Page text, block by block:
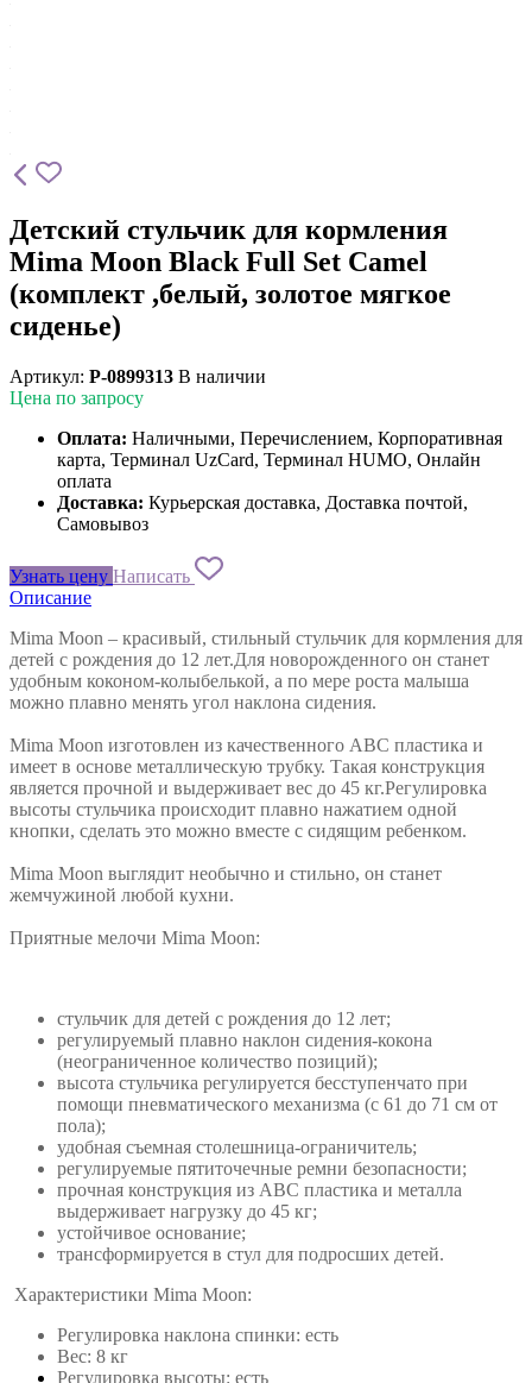
Детский стульчик для кормления
Mima Moon Black Full Set Camel
(комплект ,белый, золотое мягкое
сиденье)
Артикул: P-0899313 В наличии
Цена по запросу
Оплата: Наличными, Перечислением, Корпоративная
карта, Терминал UzCard, Терминал HUMO, Онлайн
оплата
Доставка: Курьерская доставка, Доставка почтой,
Самовывоз
Узнать цену Написать
Описание
Mima Moon – красивый, стильный стульчик для кормления для
детей с рождения до 12 лет.Для новорожденного он станет
удобным коконом-колыбелькой, а по мере роста малыша
можно плавно менять угол наклона сидения.
Mima Moon изготовлен из качественного ABC пластика и
имеет в основе металлическую трубку. Такая конструкция
является прочной и выдерживает вес до 45 кг.Регулировка
высоты стульчика происходит плавно нажатием одной
кнопки, сделать это можно вместе с сидящим ребенком.
Mima Moon выглядит необычно и стильно, он станет
жемчужиной любой кухни.
Приятные мелочи Mima Moon:
стульчик для детей с рождения до 12 лет;
регулируемый плавно наклон сидения-кокона
(неограниченное количество позиций);
высота стульчика регулируется бесступенчато при
помощи пневматического механизма (с 61 до 71 см от
пола);
удобная съемная столешница-ограничитель;
регулируемые пятиточечные ремни безопасности;
прочная конструкция из ABC пластика и металла
выдерживает нагрузку до 45 кг;
устойчивое основание;
трансформируется в стул для подросших детей.
Характеристики Mima Moon:
Регулировка наклона спинки: есть
Вес: 8 кг
Регулировка высоты: есть